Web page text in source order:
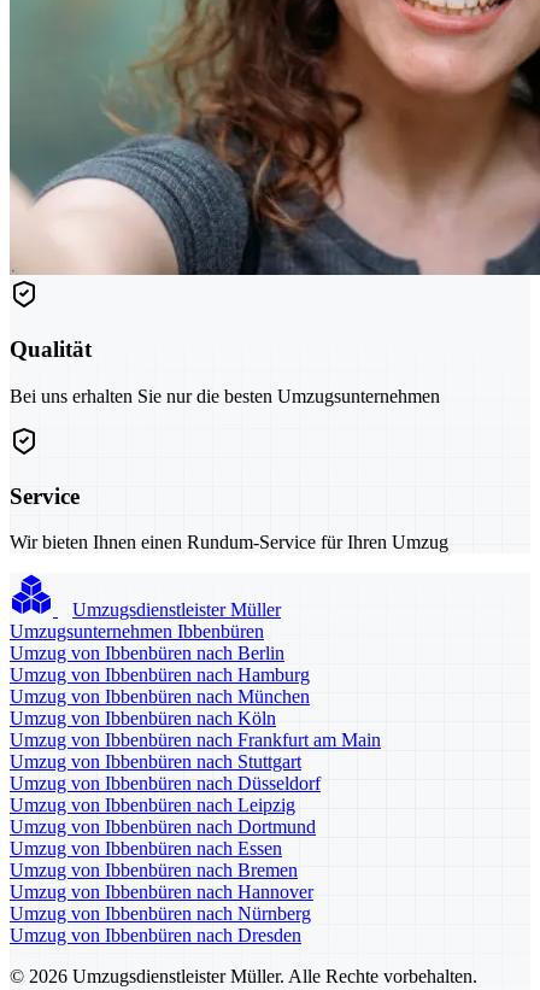
Qualität
Bei uns erhalten Sie nur die besten Umzugsunternehmen
Service
Wir bieten Ihnen einen Rundum-Service für Ihren Umzug
Umzugsdienstleister Müller
Umzugsunternehmen Ibbenbüren
Umzug von Ibbenbüren nach Berlin
Umzug von Ibbenbüren nach Hamburg
Umzug von Ibbenbüren nach München
Umzug von Ibbenbüren nach Köln
Umzug von Ibbenbüren nach Frankfurt am Main
Umzug von Ibbenbüren nach Stuttgart
Umzug von Ibbenbüren nach Düsseldorf
Umzug von Ibbenbüren nach Leipzig
Umzug von Ibbenbüren nach Dortmund
Umzug von Ibbenbüren nach Essen
Umzug von Ibbenbüren nach Bremen
Umzug von Ibbenbüren nach Hannover
Umzug von Ibbenbüren nach Nürnberg
Umzug von Ibbenbüren nach Dresden
© 2026 Umzugsdienstleister Müller. Alle Rechte vorbehalten.